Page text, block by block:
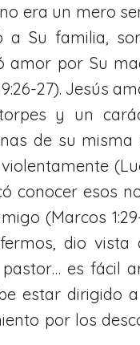
era un mero
Su familia,
amor por Su
27). Jesús
y un
de su
conocer esos
(Marcos
dio
es fácil
estar dirigido
por los